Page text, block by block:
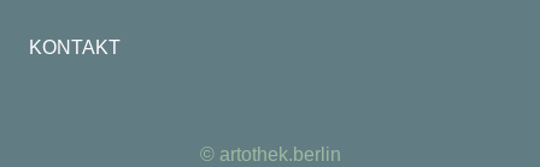
KONTAKT
© artothek.berlin